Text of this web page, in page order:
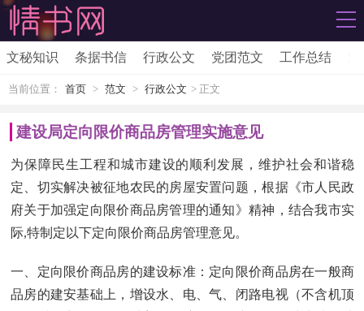
文秘知识 条据书信 行政公文 党团范文 工作总结
当前位置： 首页 > 范文 > 行政公文 > 正文
建设局定向限价商品房管理实施意见
为保障民生工程和城市建设的顺利发展，维护社会和谐稳
定、切实解决被征地农民的房屋安置问题，根据《市人民政
府关于加强定向限价商品房管理的通知》精神，结合我市实
际,特制定以下定向限价商品房管理意见。
一、定向限价商品房的建设标准：定向限价商品房在一般商
品房的建安基础上，增设水、电、气、闭路电视（不含机顶